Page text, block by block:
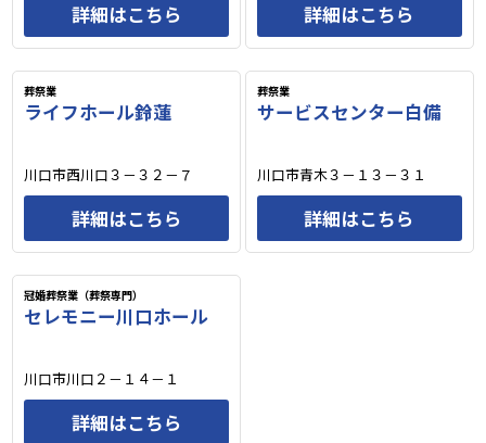
詳細はこちら 詳細はこちら
葬祭業
ライフホール鈴蓮
川口市西川口３－３２－７
詳細はこちら
葬祭業
サービスセンター白備
川口市青木３－１３－３１
詳細はこちら
冠婚葬祭業（葬祭専門）
セレモニー川口ホール
川口市川口２－１４－１
詳細はこちら